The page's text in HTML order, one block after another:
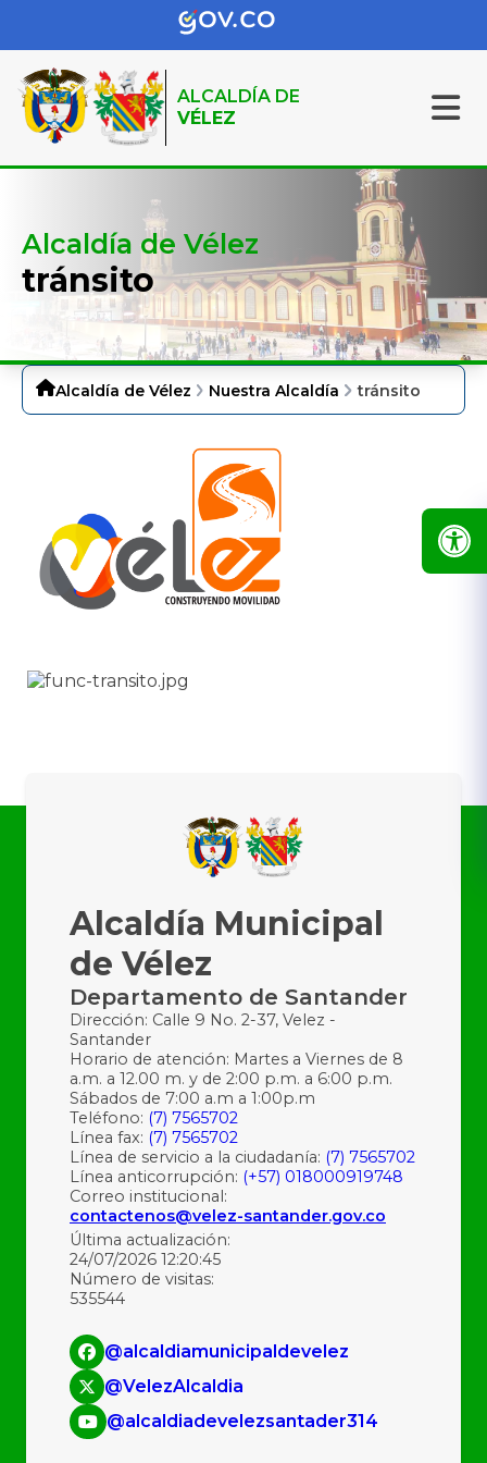
ALCALDÍA DE
VÉLEZ
Alcaldía de Vélez
tránsito
Alcaldía de Vélez Nuestra Alcaldía tránsito
Alcaldía Municipal
de Vélez
Departamento de Santander
Dirección: Calle 9 No. 2-37, Velez -
Santander
Horario de atención: Martes a Viernes de 8
a.m. a 12.00 m. y de 2:00 p.m. a 6:00 p.m.
Sábados de 7:00 a.m a 1:00p.m
Teléfono: (7) 7565702
Línea fax: (7) 7565702
Línea de servicio a la ciudadanía: (7) 7565702
Línea anticorrupción: (+57) 018000919748
Correo institucional:
contactenos@velez-santander.gov.co
Última actualización:
24/07/2026 12:20:45
Número de visitas:
535544
@alcaldiamunicipaldevelez
@VelezAlcaldia
@alcaldiadevelezsantader314